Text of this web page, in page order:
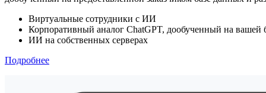
Виртуальные сотрудники с ИИ
Корпоративный аналог ChatGPT, дообученный на вашей
ИИ на собственных серверах
Подробнее